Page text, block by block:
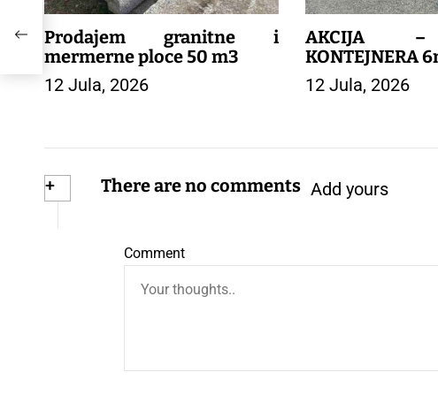
Prodajem granitne i
mermerne ploce 50 m3
12 Jula, 2026
AKCIJA –
KONTEJNERA
12 Jula, 2026
+ There are no comments Add yours
Comment